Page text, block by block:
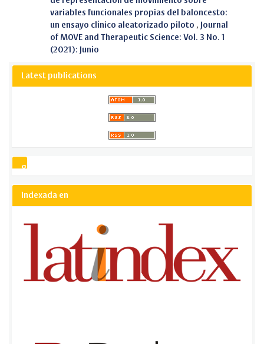
variables funcionales propias del baloncesto:
un ensayo clínico aleatorizado piloto , Journal
of MOVE and Therapeutic Science: Vol. 3 No. 1
(2021): Junio
Latest publications
gsCitation
Indexada en